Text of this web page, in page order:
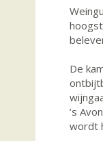
De
’s
wordt